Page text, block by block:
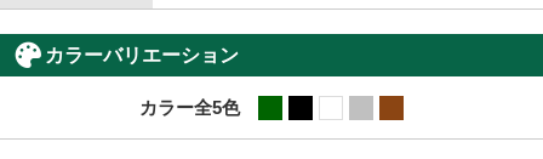
カラーバリエーション
カラー全5色